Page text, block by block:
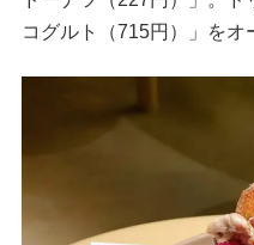
コグルト（715円）」をオ